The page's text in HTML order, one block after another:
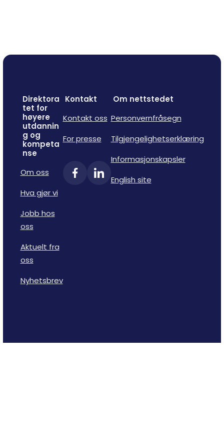
Direktora
tet for
høyere
utdannin
g og
kompeta
nse
Om oss
Hva gjør vi
Jobb hos
oss
Aktuelt fra
oss
Nyhetsbrev
Kontakt
Kontakt oss
For presse
Om nettstedet
Personvernfråsegn
Tilgjengelighetserklæring
Informasjonskapsler
English site